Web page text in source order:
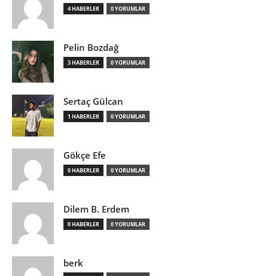
4 HABERLER 0 YORUMLAR
Pelin Bozdağ
3 HABERLER 0 YORUMLAR
Sertaç Gülcan
1 HABERLER 0 YORUMLAR
Gökçe Efe
0 HABERLER 0 YORUMLAR
Dilem B. Erdem
0 HABERLER 0 YORUMLAR
berk